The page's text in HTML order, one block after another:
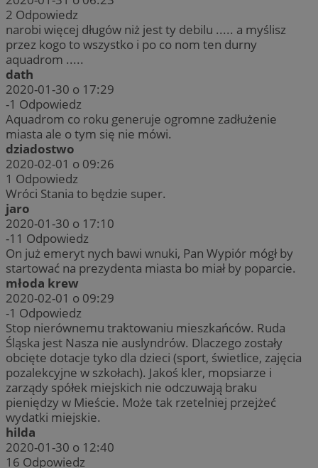
2 Odpowiedz
narobi więcej długów niż jest ty debilu ..... a myślisz
przez kogo to wszystko i po co nom ten durny
aquadrom .....
dath
2020-01-30 o 17:29
-1 Odpowiedz
Aquadrom co roku generuje ogromne zadłużenie
miasta ale o tym się nie mówi.
dziadostwo
2020-02-01 o 09:26
1 Odpowiedz
Wróci Stania to będzie super.
jaro
2020-01-30 o 17:10
-11 Odpowiedz
On już emeryt nych bawi wnuki, Pan Wypiór mógł by
startować na prezydenta miasta bo miał by poparcie.
młoda krew
2020-02-01 o 09:29
-1 Odpowiedz
Stop nierównemu traktowaniu mieszkańców. Ruda
Śląska jest Nasza nie auslyndrów. Dlaczego zostały
obcięte dotacje tyko dla dzieci (sport, świetlice, zajęcia
pozalekcyjne w szkołach). Jakoś kler, mopsiarze i
zarządy spółek miejskich nie odczuwają braku
pieniędzy w Mieście. Może tak rzetelniej przejżeć
wydatki miejskie.
hilda
2020-01-30 o 12:40
16 Odpowiedz